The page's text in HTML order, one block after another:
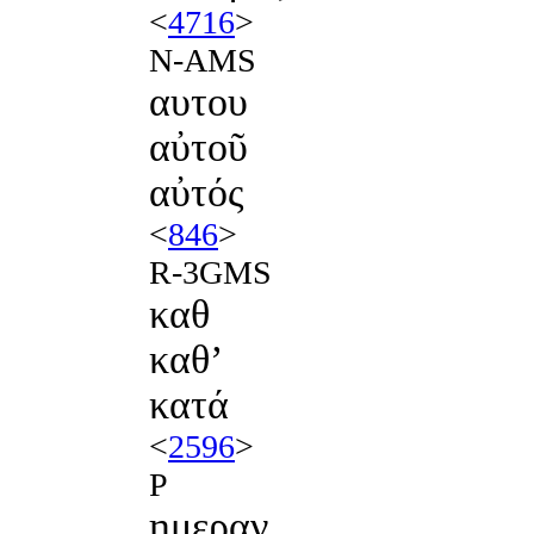
<4716>
N-AMS
αυτου
αὐτοῦ
αὐτός
<846>
R-3GMS
καθ
καθʼ
κατά
<2596>
P